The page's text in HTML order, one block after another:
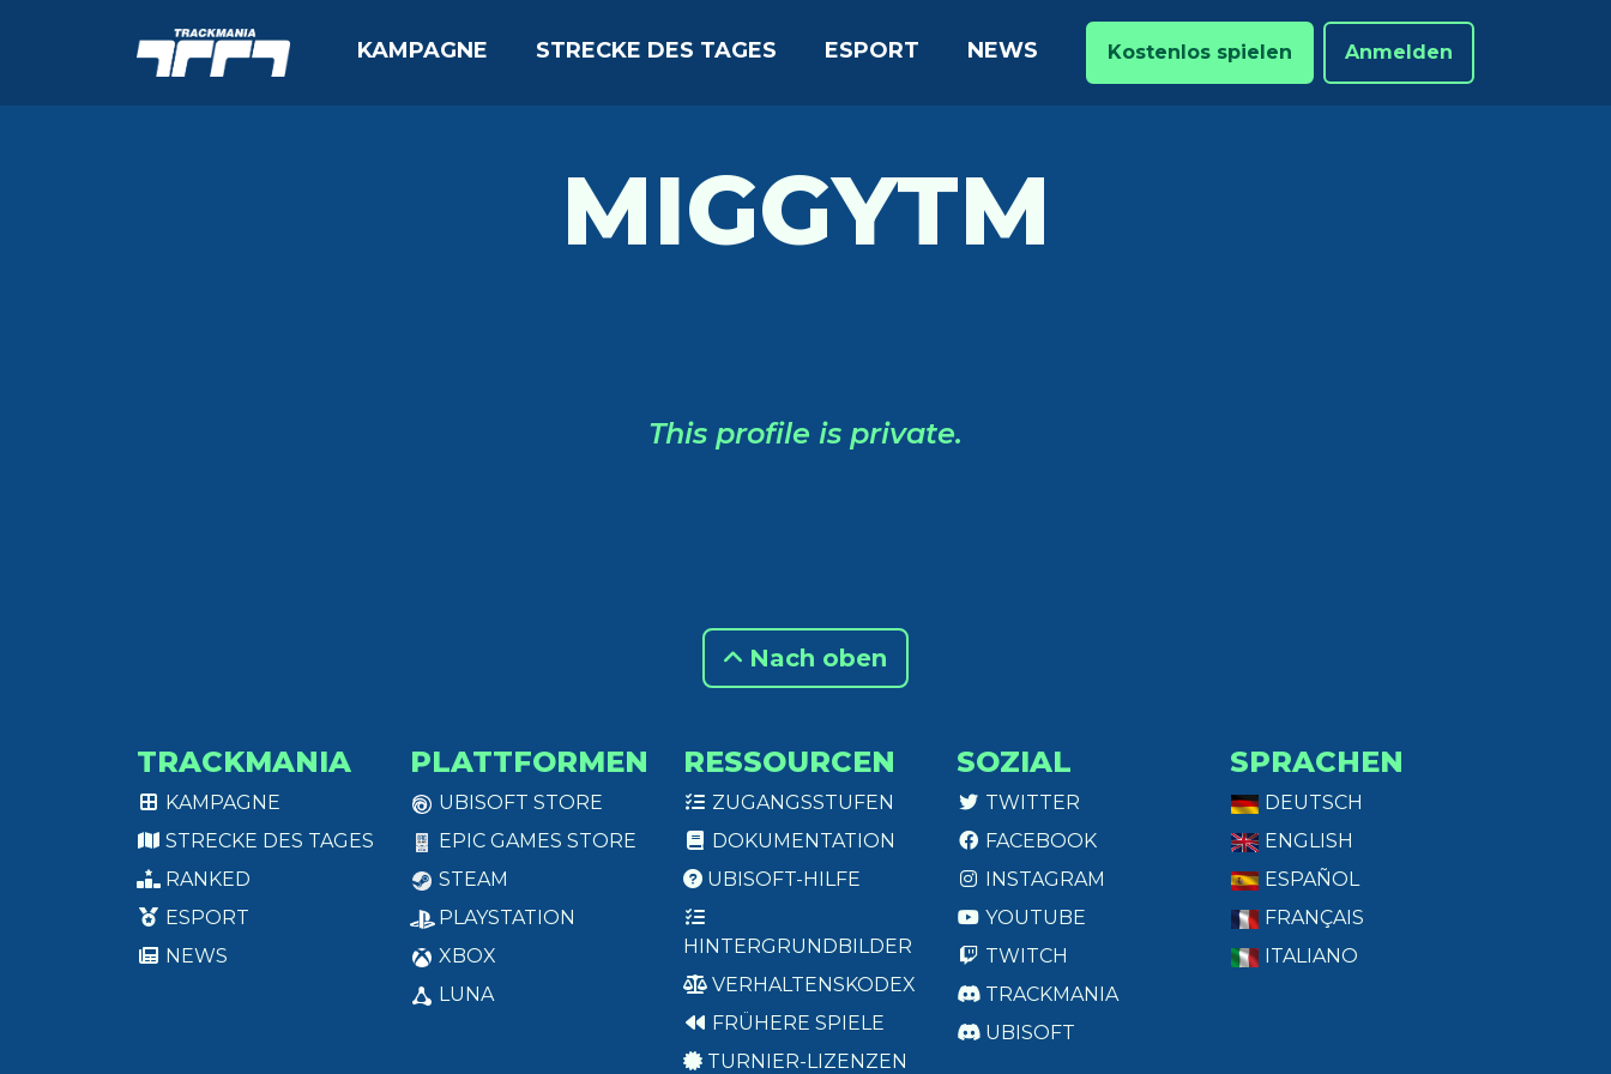
KAMPAGNE STRECKE DES TAGES ESPORT NEWS Kostenlos spielen Anmelden
MIGGYTM
This profile is private.
Nach oben
TRACKMANIA
KAMPAGNE
STRECKE DES TAGES
RANKED
ESPORT
NEWS
PLATTFORMEN
UBISOFT STORE
EPIC GAMES STORE
STEAM
PLAYSTATION
XBOX
LUNA
RESSOURCEN
ZUGANGSSTUFEN
DOKUMENTATION
UBISOFT-HILFE
HINTERGRUNDBILDER
VERHALTENSKODEX
FRÜHERE SPIELE
TURNIER-LIZENZEN
SOZIAL
TWITTER
FACEBOOK
INSTAGRAM
YOUTUBE
TWITCH
TRACKMANIA
UBISOFT
SPRACHEN
DEUTSCH
ENGLISH
ESPAÑOL
FRANÇAIS
ITALIANO